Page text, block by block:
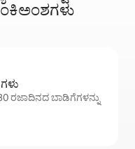
ರಜಾದಿನದ ಬಾಡಿಗೆಗಳನ್ನು